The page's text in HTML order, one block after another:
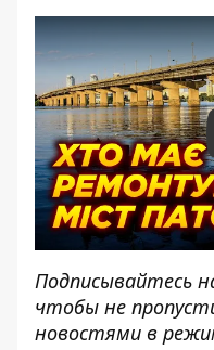
Подписывайтесь
чтобы не
новостями в